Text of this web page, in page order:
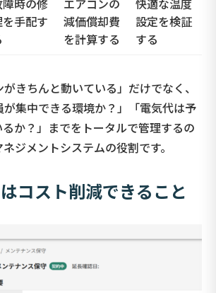
時の修
手配す
エアコンの
減価償却費
を計算する
快適な温度
設定を検証
する
きちんと動いている」だけでなく、
が集中できる環境か？」「電気代は予
か？」までをトータルで管理するの
ジメントシステムの役割です。
コスト削減できること